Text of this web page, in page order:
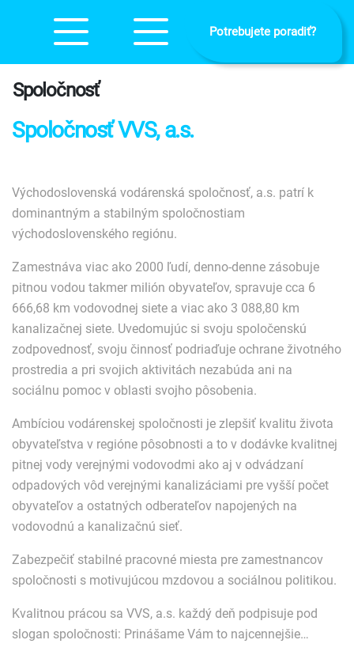
Potrebujete poradiť?
Spoločnosť
Spoločnosť VVS, a.s.
Východoslovenská vodárenská spoločnosť, a.s. patrí k
dominantným a stabilným spoločnostiam
východoslovenského regiónu.
Zamestnáva viac ako 2000 ľudí, denno-denne zásobuje
pitnou vodou takmer milión obyvateľov, spravuje cca 6
666,68 km vodovodnej siete a viac ako 3 088,80 km
kanalizačnej siete. Uvedomujúc si svoju spoločenskú
zodpovednosť, svoju činnosť podriaďuje ochrane životného
prostredia a pri svojich aktivitách nezabúda ani na
sociálnu pomoc v oblasti svojho pôsobenia.
Ambíciou vodárenskej spoločnosti je zlepšiť kvalitu života
obyvateľstva v regióne pôsobnosti a to v dodávke kvalitnej
pitnej vody verejnými vodovodmi ako aj v odvádzaní
odpadových vôd verejnými kanalizáciami pre vyšší počet
obyvateľov a ostatných odberateľov napojených na
vodovodnú a kanalizačnú sieť.
Zabezpečiť stabilné pracovné miesta pre zamestnancov
spoločnosti s motivujúcou mzdovou a sociálnou politikou.
Kvalitnou prácou sa VVS, a.s. každý deň podpisuje pod
slogan spoločnosti: Prinášame Vám to najcennejšie…